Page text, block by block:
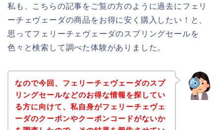
私も、こちらの記事をご覧の方のように過去にフェリ
ーチェヴェーダの商品をお得に安く購入したい！と、
思ってフェリーチェヴェーダのスプリングセールを
色々と検索して調べた体験がありました。
なので今回、フェリーチェヴェーダのスプ
リングセールなどのお得な情報を探してい
る方に向けて、私自身がフェリーチェヴェ
ーダのクーポンやクーポンコードがないか